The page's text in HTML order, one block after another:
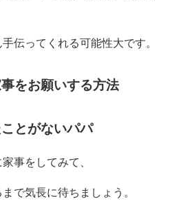
伝ってくれる可能性大です。
をお願いする方法
とがないパパ
事をしてみて、
で気長に待ちましょう。